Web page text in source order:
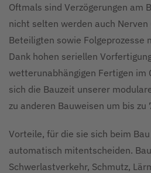
Oftmals sind Verzögerungen am
nicht selten werden auch Nerven
Beteiligten sowie Folgeprozesse
Dank hohen seriellen
wetterunabhängigen Fertigen im
sich die Bauzeit unserer
zu anderen Bauweisen um bis zu
Vorteile, für die sie sich beim
automatisch mitentscheiden.
Schwerlastverkehr, Schmutz,